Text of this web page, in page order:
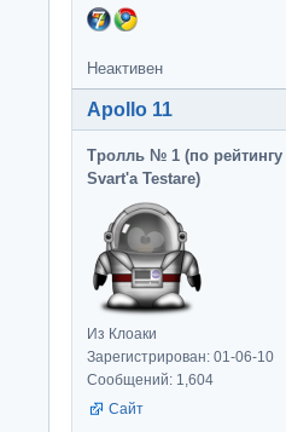
Неактивен
Apollo 11
Тролль № 1 (по рейтингу
Svart'а Testare)
Из Клоаки
Зарегистрирован: 01-06-10
Сообщений: 1,604
Сайт